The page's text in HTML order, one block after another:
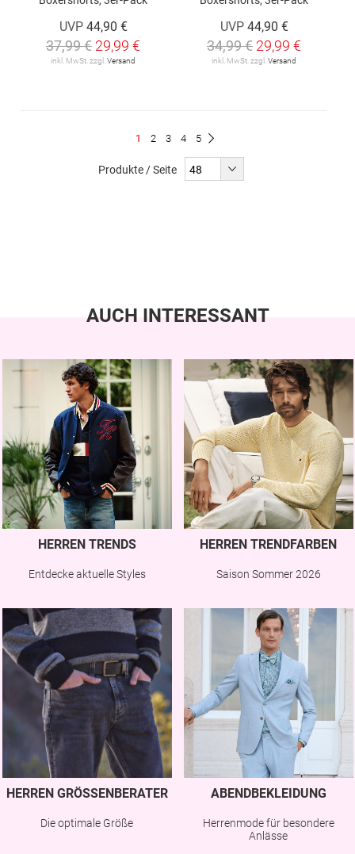
UVP 44,90 €
37,99 € 29,99 €
inkl. MwSt. zzgl. Versand
UVP 44,90 €
34,99 € 29,99 €
inkl. MwSt. zzgl. Versand
Du
1 Seite
2 Seite
3 Seite
4 Seite
5
Produkte / Seite
AUCH INTERESSANT
HERREN TRENDS
Entdecke aktuelle Styles
HERREN TRENDFARBEN
Saison Sommer 2026
HERREN GRÖSSENBERATER
Die optimale Größe
ABENDBEKLEIDUNG
Herrenmode für besondere
Anlässe